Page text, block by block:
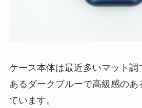
ケース本体は最近多いマット調
あるダークブルーで高級感のあ
ています。